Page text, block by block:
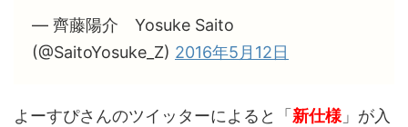
— 齊藤陽介 Yosuke Saito
(@SaitoYosuke_Z) 2016年5月12日
よーすぴさんのツイッターによると「新仕様 」が入